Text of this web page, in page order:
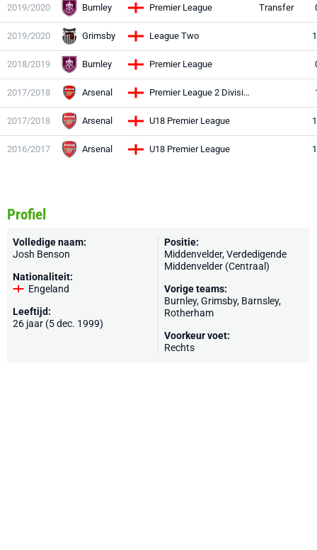
2019/2020 Burnley Premier League Transfer
2019/2020 Grimsby League Two
2018/2019 Burnley Premier League
2017/2018 Arsenal Premier League 2 Division One
2017/2018 Arsenal U18 Premier League
2016/2017 Arsenal U18 Premier League
Profiel
Volledige naam:
Josh Benson
Nationaliteit:
Engeland
Leeftijd:
26 jaar (5 dec. 1999)
Positie:
Middenvelder, Verdedigende
Middenvelder (Centraal)
Vorige teams:
Burnley,Grimsby, Barnsley,
Rotherham
Voorkeur voet:
Rechts